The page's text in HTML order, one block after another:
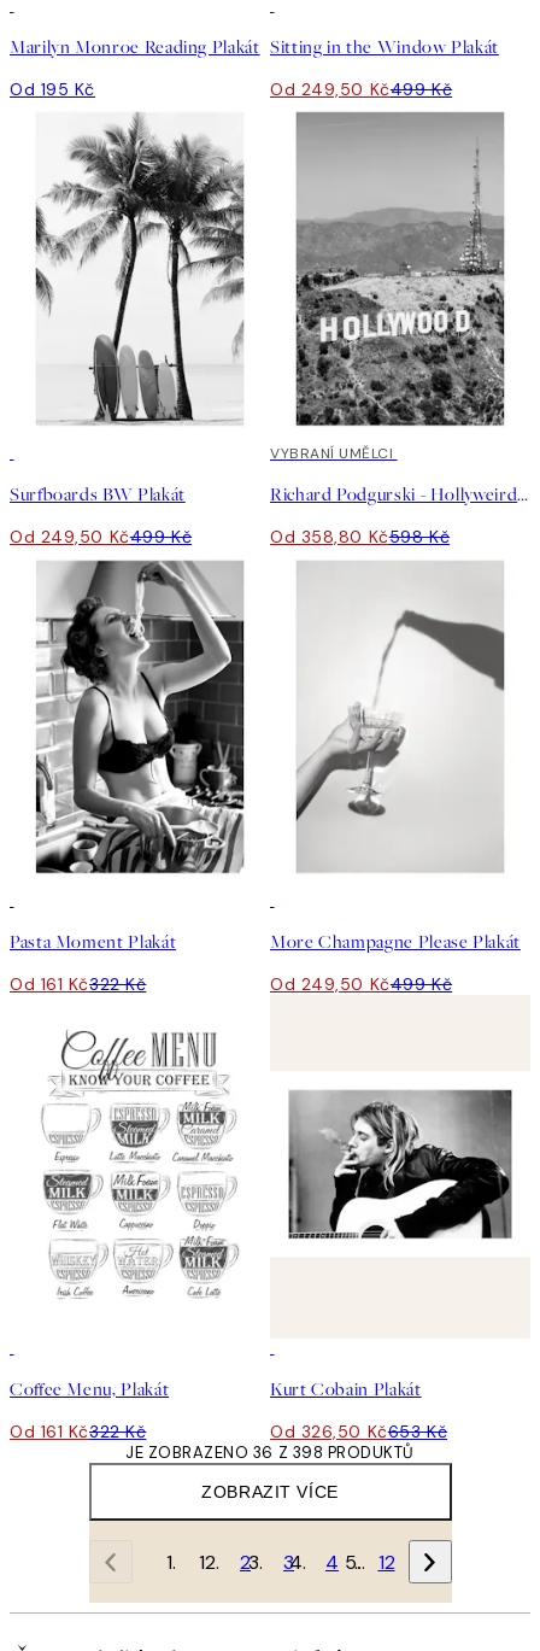
Marilyn Monroe Reading Plakát
Od 195 Kč
Sitting in the Window Plakát
Od 249,50 Kč499 Kč
Surfboards BW Plakát
Od 249,50 Kč499 Kč
40%*
VYBRANÍ UMĚLCI
Richard Podgurski - Hollyweird Plakát
Od 358,80 Kč598 Kč
Pasta Moment Plakát
Od 161 Kč322 Kč
More Champagne Please Plakát
Od 249,50 Kč499 Kč
Coffee Menu, Plakát
Od 161 Kč322 Kč
Kurt Cobain Plakát
Od 326,50 Kč653 Kč
ZOBRAZIT VÍCE
JE ZOBRAZENO 36 Z 398 PRODUKTŮ
1 2 3 4 … 12